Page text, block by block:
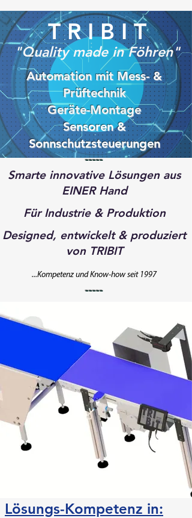
T R I B I T
"Quality made in Föhren"
Automation mit Mess- &
Prüftechnik
Geräte-Montage
Sensoren &
Sonnschutzsteuerungen
-----
Smarte innovative Lösungen aus
EINER Hand
Für Industrie & Produktion
Designed, entwickelt & produziert
von TRIBIT
...Kompetenz und Know-how seit 1997
-----
Lösungs-Kompetenz in: